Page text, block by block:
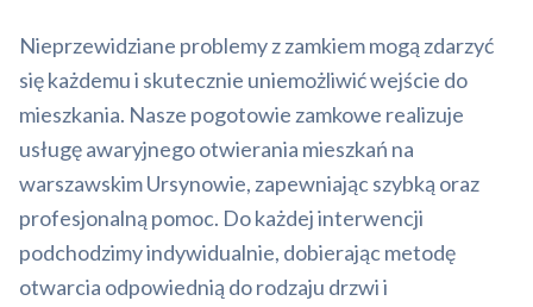
Nieprzewidziane problemy z zamkiem mogą zdarzyć
się każdemu i skutecznie uniemożliwić wejście do
mieszkania. Nasze pogotowie zamkowe realizuje
usługę awaryjnego otwierania mieszkań na
warszawskim Ursynowie, zapewniając szybką oraz
profesjonalną pomoc. Do każdej interwencji
podchodzimy indywidualnie, dobierając metodę
otwarcia odpowiednią do rodzaju drzwi i